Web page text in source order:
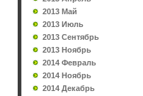
2013 Май
2013 Июль
2013 Сентябрь
2013 Ноябрь
2014 Февраль
2014 Ноябрь
2014 Декабрь